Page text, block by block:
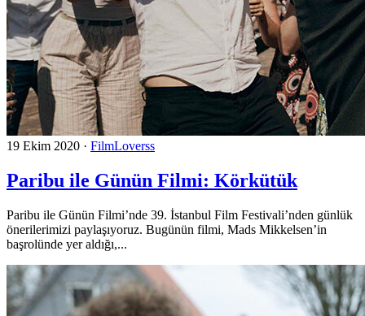
19 Ekim 2020 · FilmLoverss
Paribu ile Günün Filmi: Körkütük
Paribu ile Günün Filmi’nde 39. İstanbul Film Festivali’nden günlük
önerilerimizi paylaşıyoruz. Bugünün filmi, Mads Mikkelsen’in
başrolünde yer aldığı,...